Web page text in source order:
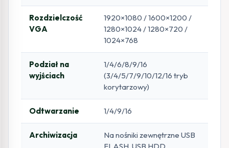
Rozdzielczość
VGA
1920×1080 / 1600×1200 /
1280×1024 / 1280×720 /
1024×768
Podział na
wyjściach
1/4/6/8/9/16
(3/4/5/7/9/10/12/16 tryb
korytarzowy)
Odtwarzanie 1/4/9/16
Archiwizacja
Na nośniki zewnętrzne USB